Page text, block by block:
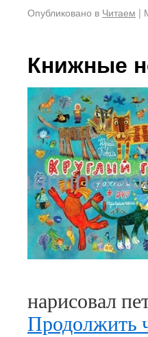
Опубликовано в Читаем |
Книжные
нарисовал
Продолжить